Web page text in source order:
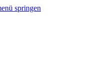
springen